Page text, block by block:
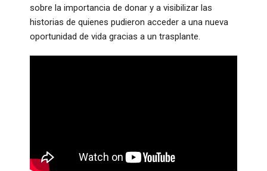
sobre la importancia de donar y a visibilizar las
historias de quienes pudieron acceder a una nueva
oportunidad de vida gracias a un trasplante.